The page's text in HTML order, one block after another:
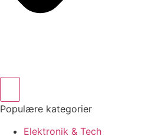
Populære kategorier
Elektronik & Tech